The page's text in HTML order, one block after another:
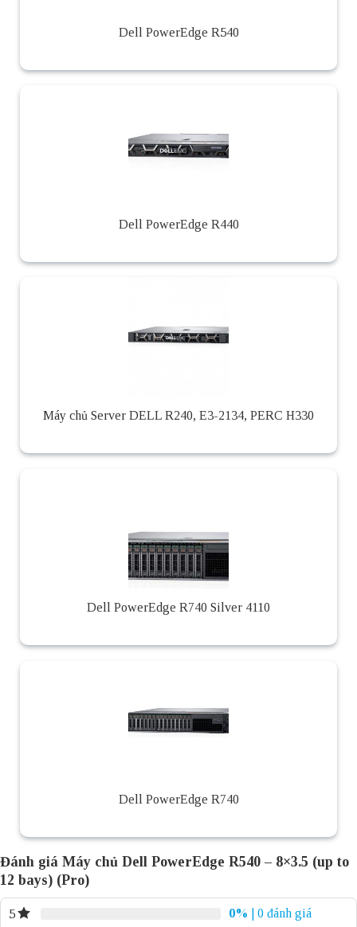
Dell PowerEdge R540
Dell PowerEdge R440
Máy chủ Server DELL R240, E3-2134, PERC H330
Dell PowerEdge R740 Silver 4110
Dell PowerEdge R740
Đánh giá Máy chủ Dell PowerEdge R540 – 8×3.5 (up to
12 bays) (Pro)
5 0%
| 0 đánh giá